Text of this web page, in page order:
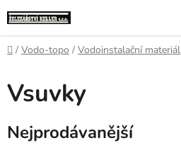
na
obsah
Domů
/ Vodo-topo / Vodoinstalační materiál
Vsuvky
Nejprodávanější